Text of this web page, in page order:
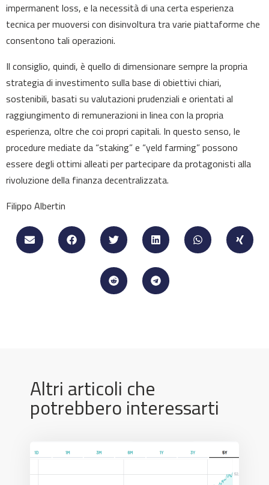
impermanent loss, e la necessità di una certa esperienza
tecnica per muoversi con disinvoltura tra varie piattaforme che
consentono tali operazioni.
Il consiglio, quindi, è quello di dimensionare sempre la propria
strategia di investimento sulla base di obiettivi chiari,
sostenibili, basati su valutazioni prudenziali e orientati al
raggiungimento di remunerazioni in linea con la propria
esperienza, oltre che coi propri capitali. In questo senso, le
procedure mediate da “staking” e “yeld farming” possono
essere degli ottimi alleati per partecipare da protagonisti alla
rivoluzione della finanza decentralizzata.
Filippo Albertin
Altri articoli che
potrebbero interessarti